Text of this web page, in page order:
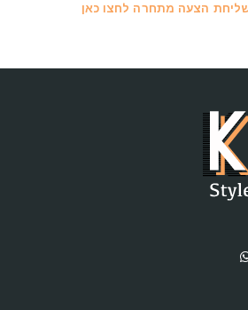
הצעה מתחרה לחצו כאן